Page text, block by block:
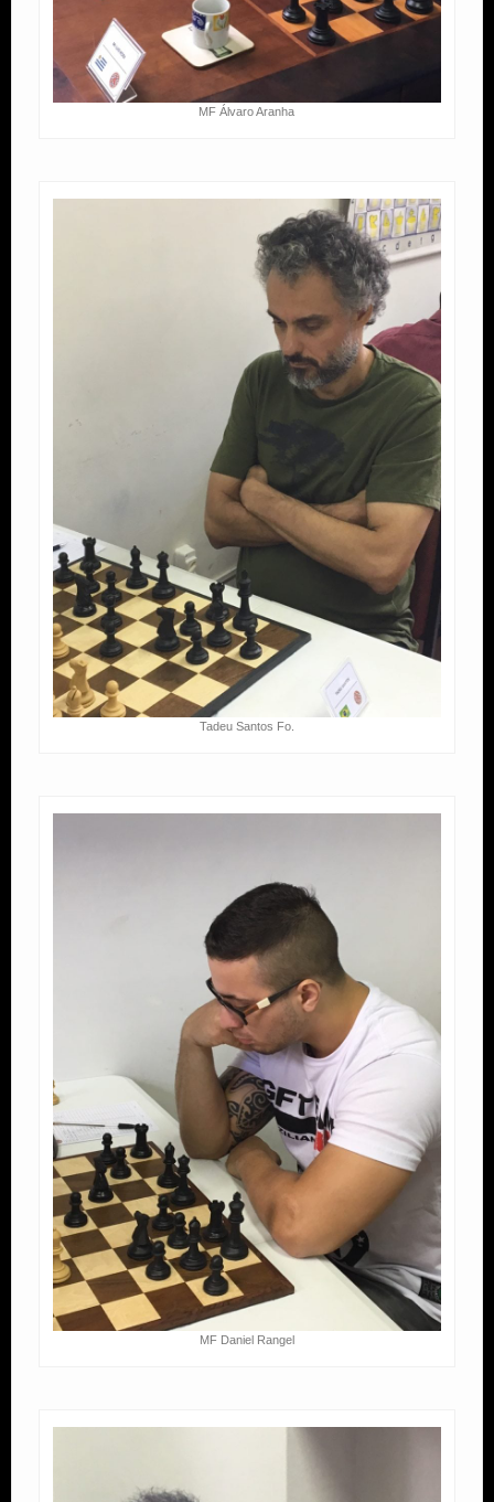
MF Álvaro Aranha
Tadeu Santos Fo.
MF Daniel Rangel